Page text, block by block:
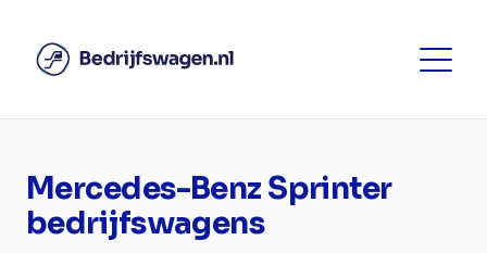
Mercedes-Benz Sprinter
bedrijfswagens